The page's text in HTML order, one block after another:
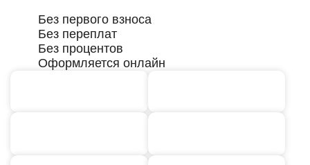
Без первого взноса
Без переплат
Без процентов
Оформляется онлайн